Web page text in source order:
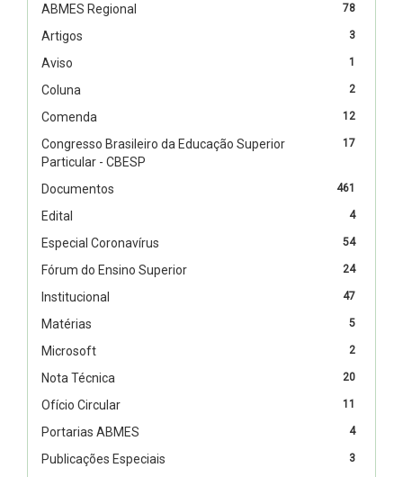
78
ABMES Regional
3
Artigos
1
Aviso
2
Coluna
12
Comenda
17
Congresso Brasileiro da Educação Superior
Particular - CBESP
461
Documentos
4
Edital
54
Especial Coronavírus
24
Fórum do Ensino Superior
47
Institucional
5
Matérias
2
Microsoft
20
Nota Técnica
11
Ofício Circular
4
Portarias ABMES
3
Publicações Especiais